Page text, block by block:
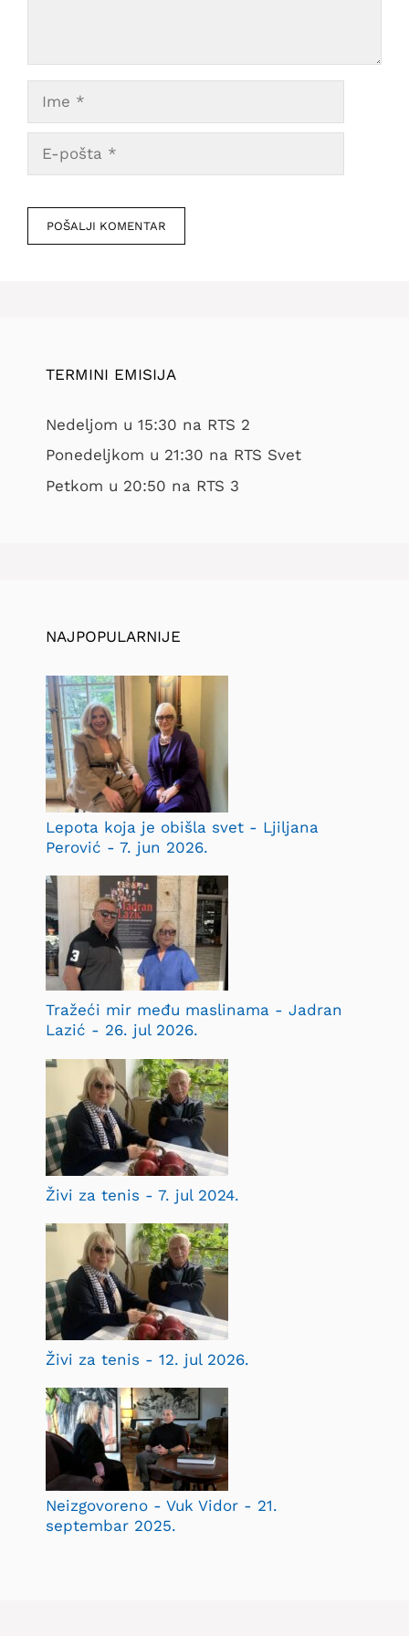
pošta
mesto
TERMINI EMISIJA
Nedeljom u 15:30 na RTS 2
Ponedeljkom u 21:30 na RTS Svet
Petkom u 20:50 na RTS 3
NAJPOPULARNIJE
Lepota koja je obišla svet - Ljiljana
Perović - 7. jun 2026.
Tražeći mir među maslinama - Jadran
Lazić - 26. jul 2026.
Živi za tenis - 7. jul 2024.
Živi za tenis - 12. jul 2026.
Neizgovoreno - Vuk Vidor - 21.
septembar 2025.